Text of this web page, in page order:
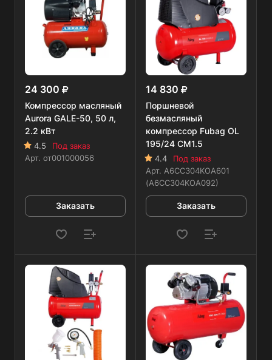
24 300
Компрессор масляный
Aurora GALE-50, 50 л,
2.2 кВт
4.5
Под заказ
Арт. от001000056
Заказать
14 830
Поршневой
безмасляный
компрессор Fubag OL
195/24 CM1.5
4.4
Под заказ
Арт. A6CC304KOA601
(A6CC304KOA092)
Заказать